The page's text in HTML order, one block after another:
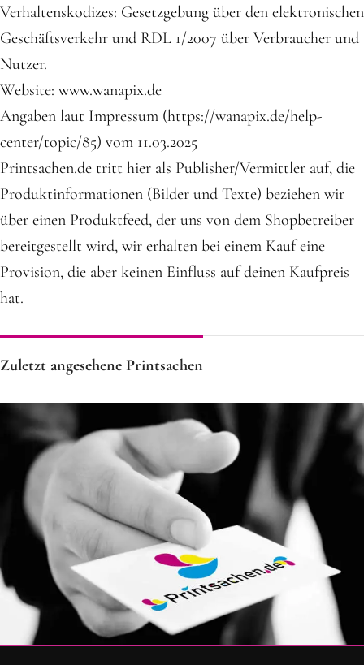
Verhaltenskodizes: Gesetzgebung über den elektronischen
Geschäftsverkehr und RDL 1/2007 über Verbraucher und
Nutzer.
Website: www.wanapix.de
Angaben laut Impressum (https://wanapix.de/help-
center/topic/85) vom 11.03.2025
Printsachen.de tritt hier als Publisher/Vermittler auf, die
Produktinformationen (Bilder und Texte) beziehen wir
über einen Produktfeed, der uns von dem Shopbetreiber
bereitgestellt wird, wir erhalten bei einem Kauf eine
Provision, die aber keinen Einfluss auf deinen Kaufpreis
hat.
Zuletzt angesehene Printsachen